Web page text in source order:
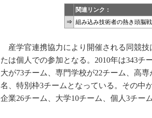
関連リンク：
⇒ 組み込み技術者の熱き頭脳
産学官連携協力により開催される同競技
たは個人での参加となる。2010年は343チ
大が73チーム、専門学校が22チーム、高
名、特別枠3チームとなっている。その中
企業26チーム、大学10チーム、個人3チー